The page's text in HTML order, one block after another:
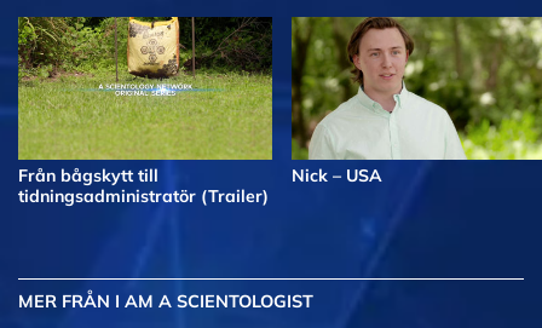
Från bågskytt till
tidningsadministratör (Trailer)
Nick – USA
MER FRÅN I AM A SCIENTOLOGIST